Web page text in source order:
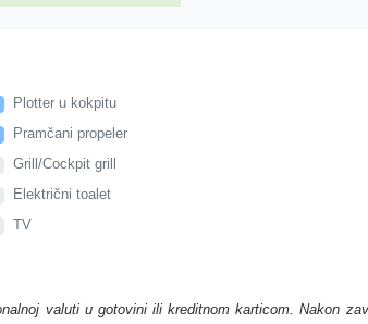
Plotter u kokpitu
Pramčani propeler
Grill/Cockpit grill
Električni toalet
TV
valuti u gotovini ili kreditnom karticom. Nakon